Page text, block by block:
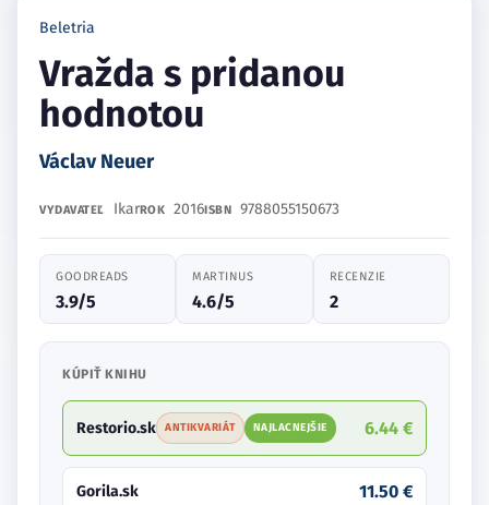
Beletria
Vražda s pridanou
hodnotou
Václav Neuer
VYDAVATEĽ IkarROK 2016ISBN 9788055150673
GOODREADS
3.9/5
MARTINUS
4.6/5
RECENZIE
2
KÚPIŤ KNIHU
Restorio.sk ANTIKVARIÁT NAJLACNEJŠIE 6.44 €
Gorila.sk 11.50 €